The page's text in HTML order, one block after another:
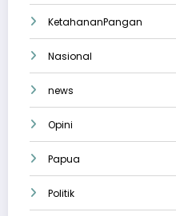
KetahananPangan
Nasional
news
Opini
Papua
Politik